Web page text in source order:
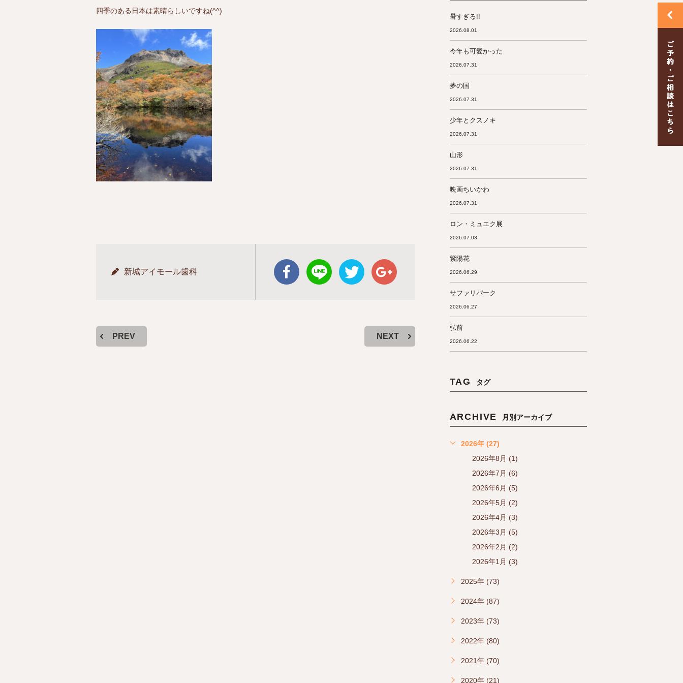
四季のある日本は素晴らしいですね(^^)
新城アイモール歯科
PREV NEXT
暑すぎる!!
2026.08.01
今年も可愛かった
2026.07.31
夢の国
2026.07.31
少年とクスノキ
2026.07.31
山形
2026.07.31
映画ちいかわ
2026.07.31
ロン・ミュエク展
2026.07.03
紫陽花
2026.06.29
サファリパーク
2026.06.27
弘前
2026.06.22
TAG タグ
ARCHIVE 月別アーカイブ
2026年 (27)
2026年8月 (1)
2026年7月 (6)
2026年6月 (5)
2026年5月 (2)
2026年4月 (3)
2026年3月 (5)
2026年2月 (2)
2026年1月 (3)
2025年 (73)
2024年 (87)
2023年 (73)
2022年 (80)
2021年 (70)
2020年 (21)